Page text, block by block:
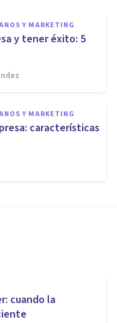
Y MARKETING
y tener éxito: 5
Y MARKETING
características
cuando la